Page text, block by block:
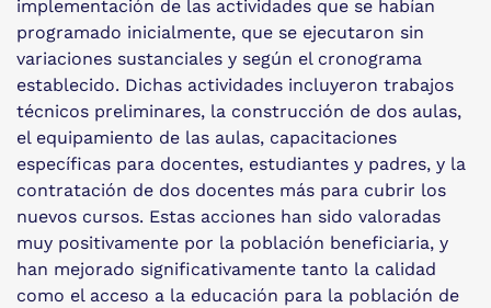
implementación de las actividades que se habían
programado inicialmente, que se ejecutaron sin
variaciones sustanciales y según el cronograma
establecido. Dichas actividades incluyeron trabajos
técnicos preliminares, la construcción de dos aulas,
el equipamiento de las aulas, capacitaciones
específicas para docentes, estudiantes y padres, y la
contratación de dos docentes más para cubrir los
nuevos cursos. Estas acciones han sido valoradas
muy positivamente por la población beneficiaria, y
han mejorado significativamente tanto la calidad
como el acceso a la educación para la población de